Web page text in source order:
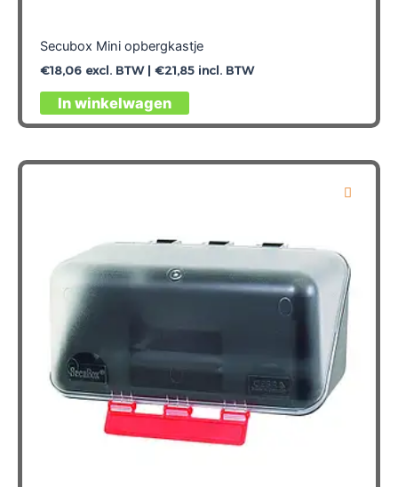
Secubox Mini opbergkastje
€18,06excl. BTW | €21,85incl. BTW
In winkelwagen